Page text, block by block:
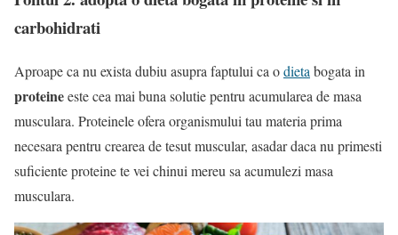
carbohidrati
Aproape ca nu exista dubiu asupra faptului ca odieta bogata in
proteineeste cea mai buna solutie pentru acumularea de masa
musculara. Proteinele ofera organismului tau materia prima
necesara pentru crearea de tesut muscular, asadar daca nu primesti
suficiente proteine te vei chinui mereu sa acumulezi masa
musculara.